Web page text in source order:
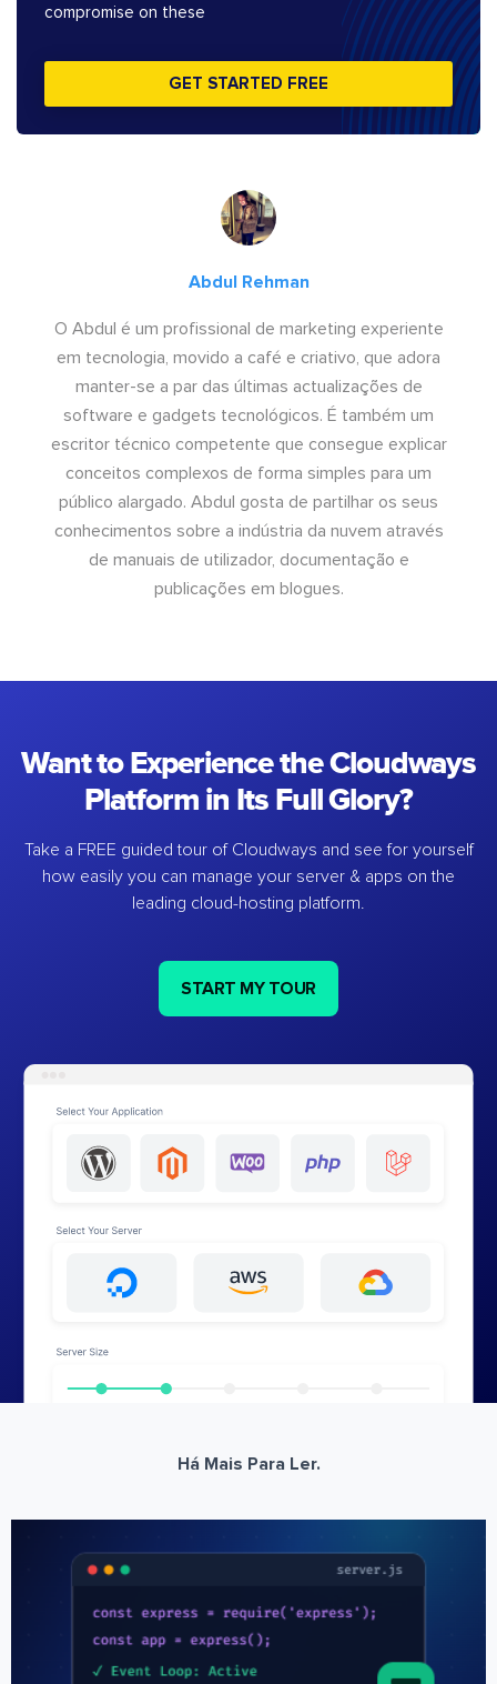
compromise on these
GET STARTED FREE
Abdul Rehman
O Abdul é um profissional de marketing experiente
em tecnologia, movido a café e criativo, que adora
manter-se a par das últimas actualizações de
software e gadgets tecnológicos. É também um
escritor técnico competente que consegue explicar
conceitos complexos de forma simples para um
público alargado. Abdul gosta de partilhar os seus
conhecimentos sobre a indústria da nuvem através
de manuais de utilizador, documentação e
publicações em blogues.
Want to Experience the Cloudways
Platform in Its Full Glory?
Take a FREE guided tour of Cloudways and see for yourself
how easily you can manage your server & apps on the
leading cloud-hosting platform.
START MY TOUR
Há Mais Para Ler.